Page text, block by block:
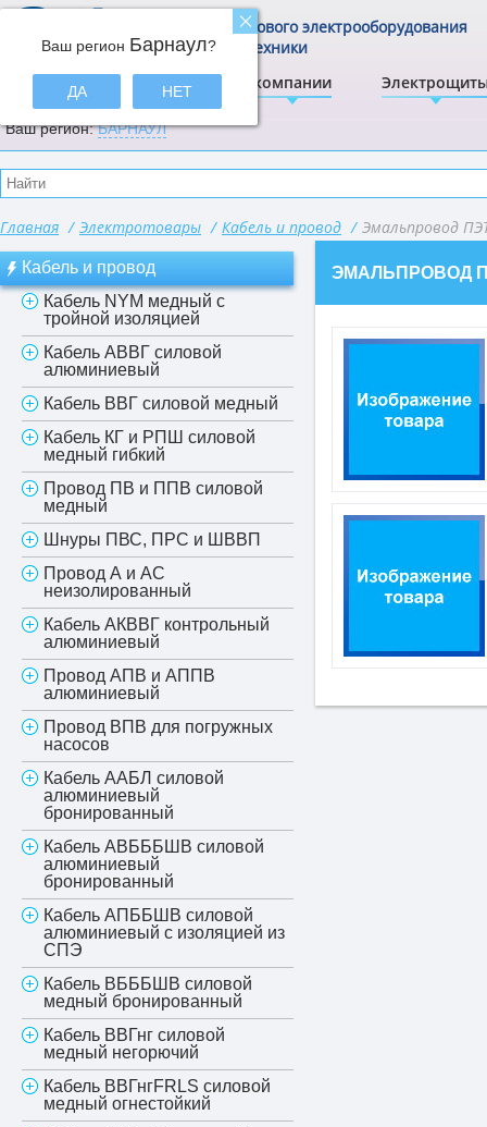
ЭлектрА О компании
Центр щитового электрооборудования
и электротехники
Ваш регион:БАРНАУЛ
Ваш регион Барнаул?
ДА НЕТ
Главная / Электротовары / Кабель и провод / Эмальпровод
Кабель и провод
Кабель NYM медный с
тройной изоляцией
Кабель АВВГ силовой
алюминиевый
Кабель ВВГ силовой медный
Кабель КГ и РПШ силовой
медный гибкий
Провод ПВ и ППВ силовой
медный
Шнуры ПВС, ПРС и ШВВП
Провод А и АС
неизолированный
Кабель АКВВГ контрольный
алюминиевый
Провод АПВ и АППВ
алюминиевый
Провод ВПВ для погружных
насосов
Кабель ААБЛ силовой
алюминиевый
бронированный
Кабель АВБББШВ силовой
алюминиевый
бронированный
Кабель АПББШВ силовой
алюминиевый с изоляцией из
СПЭ
Кабель ВБББШВ силовой
медный бронированный
Кабель ВВГнг силовой
медный негорючий
Кабель ВВГнгFRLS силовой
медный огнестойкий
ЭМАЛЬПРОВОД